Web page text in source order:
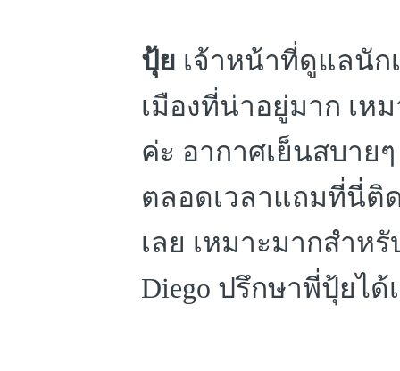
ปุ้ย เจ้าหน้าที่ดูแลนัก
เมืองที่น่าอยู่มาก เห
ค่ะ อากาศเย็นสบาย
ตลอดเวลาแถมที่นี่ติ
เลย เหมาะมากสำห
Diego ปรึกษาพี่ปุ้ยได้